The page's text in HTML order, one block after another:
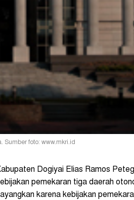
Sumber foto: www.mkri.id
Dogiyai Elias Ramos
pemekaran tiga daerah
karena kebijakan